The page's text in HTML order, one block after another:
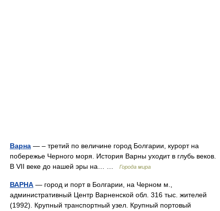
Варна — – третий по величине город Болгарии, курорт на
побережье Черного моря. История Варны уходит в глубь веков.
В VII веке до нашей эры на… …
Города мира
ВАРНА — город и порт в Болгарии, на Черном м.,
административный Центр Варненской обл. 316 тыс. жителей
(1992). Крупный транспортный узел. Крупный портовый